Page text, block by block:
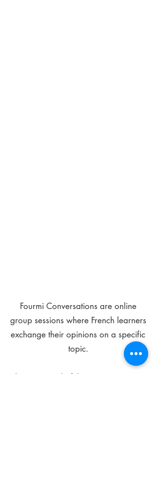
Fourmi Conversations are online
group sessions where French learners
exchange their opinions on a specific
topic.
The main goal of these meetings is to